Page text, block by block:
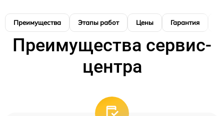
Преимущества Этапы работ Цены Гарантия
Преимущества сервис-
центра